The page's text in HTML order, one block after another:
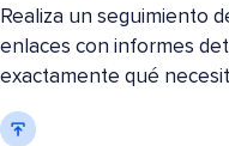
Realiza un seguimiento
enlaces con informes
exactamente qué